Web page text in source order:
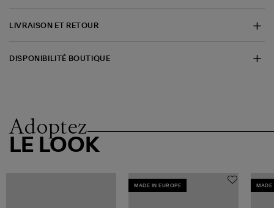
LIVRAISON ET RETOUR
DISPONIBILITÉ BOUTIQUE
Adoptez
LE LOOK
MADE IN EUROPE MADE